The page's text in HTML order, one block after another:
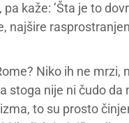
kaže: ’Šta je to
najšire
Niko ih ne mrzi,
stoga nije ni čudo da
to su prosto